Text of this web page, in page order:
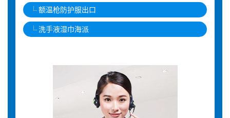
额温枪防护服出口
洗手液湿巾海派